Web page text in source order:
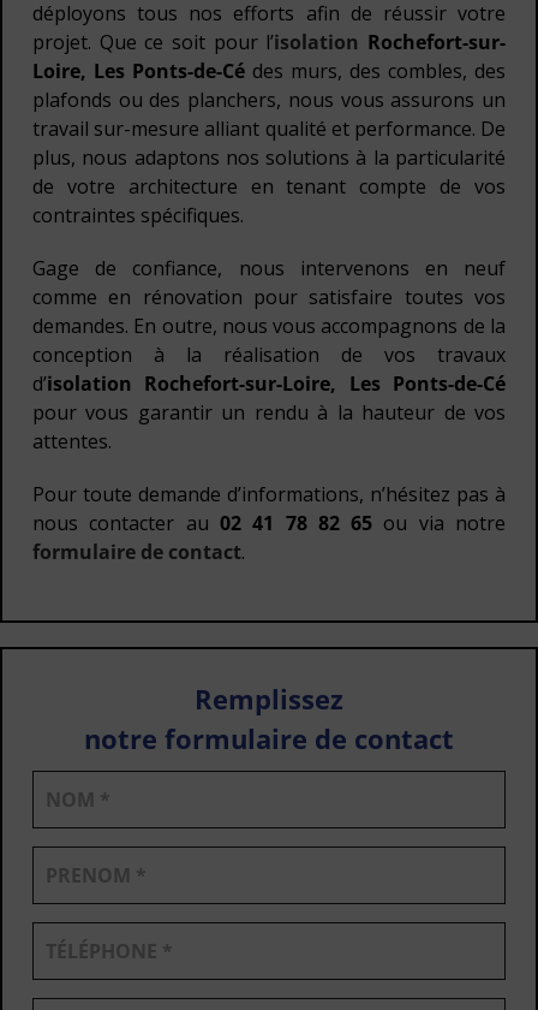
déployons tous nos efforts afin de réussir votre
projet. Que ce soit pour l’isolation Rochefort-sur-
Loire, Les Ponts-de-Cé des murs, des combles, des
plafonds ou des planchers, nous vous assurons un
travail sur-mesure alliant qualité et performance. De
plus, nous adaptons nos solutions à la particularité
de votre architecture en tenant compte de vos
contraintes spécifiques.
Gage de confiance, nous intervenons en neuf
comme en rénovation pour satisfaire toutes vos
demandes. En outre, nous vous accompagnons de la
conception à la réalisation de vos travaux
d’isolation Rochefort-sur-Loire, Les Ponts-de-Cé
pour vous garantir un rendu à la hauteur de vos
attentes.
Pour toute demande d’informations, n’hésitez pas à
nous contacter au 02 41 78 82 65 ou via notre
formulaire de contact.
Remplissez
notre formulaire de contact